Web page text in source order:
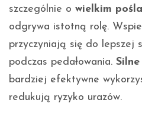
szczególnie o wielkim
odgrywa istotną rolę.
przyczyniają się do lepszej
podczas pedałowania.
bardziej efektywne
redukują ryzyko urazów.